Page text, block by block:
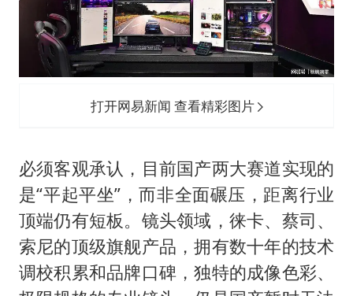
打开网易新闻 查看精彩图片
必须客观承认，目前国产两大赛道实现的
是“平起平坐”，而非全面碾压，距离行业
顶端仍有短板。镜头领域，徕卡、蔡司、
索尼的顶级旗舰产品，拥有数十年的技术
调校积累和品牌口碑，独特的成像色彩、